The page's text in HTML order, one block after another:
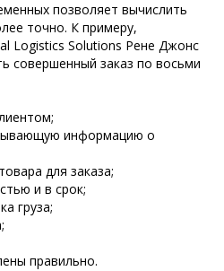
позволяет вычислить
точно. К примеру,
Logistics Solutions Рене Джонс
совершенный заказ по восьми
информацию о
для заказа;
и в срок;
груза;
правильно.